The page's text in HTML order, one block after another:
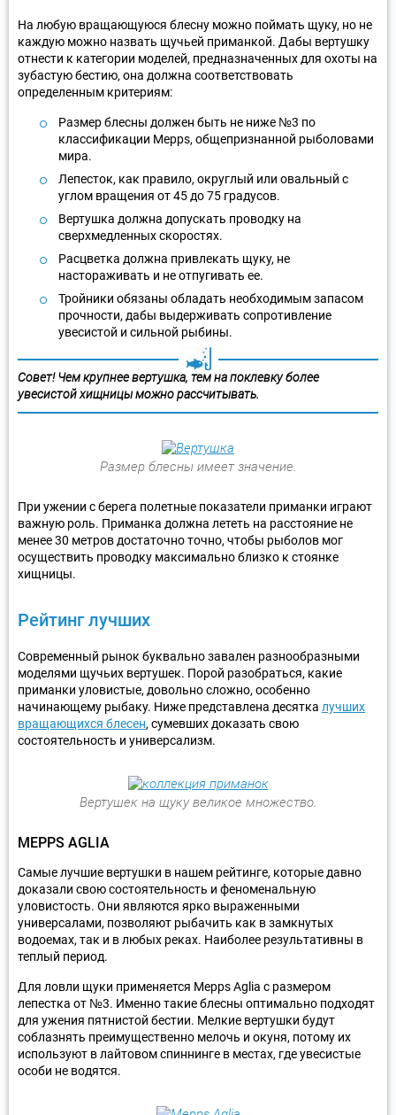
На любую вращающуюся блесну можно поймать щуку, но не
каждую можно назвать щучьей приманкой. Дабы вертушку
отнести к категории моделей, предназначенных для охоты на
зубастую бестию, она должна соответствовать
определенным критериям:
Размер блесны должен быть не ниже №3 по
классификации Mepps, общепризнанной рыболовами
мира.
Лепесток, как правило, округлый или овальный с
углом вращения от 45 до 75 градусов.
Вертушка должна допускать проводку на
сверхмедленных скоростях.
Расцветка должна привлекать щуку, не
настораживать и не отпугивать ее.
Тройники обязаны обладать необходимым запасом
прочности, дабы выдерживать сопротивление
увесистой и сильной рыбины.
Совет! Чем крупнее вертушка, тем на поклевку более
увесистой хищницы можно рассчитывать.
Размер блесны имеет значение.
При ужении с берега полетные показатели приманки играют
важную роль. Приманка должна лететь на расстояние не
менее 30 метров достаточно точно, чтобы рыболов мог
осуществить проводку максимально близко к стоянке
хищницы.
Рейтинг лучших
Современный рынок буквально завален разнообразными
моделями щучьих вертушек. Порой разобраться, какие
приманки уловистые, довольно сложно, особенно
начинающему рыбаку. Ниже представлена десятка лучших
вращающихся блесен, сумевших доказать свою
состоятельность и универсализм.
Вертушек на щуку великое множество.
MEPPS AGLIA
Самые лучшие вертушки в нашем рейтинге, которые давно
доказали свою состоятельность и феноменальную
уловистость. Они являются ярко выраженными
универсалами, позволяют рыбачить как в замкнутых
водоемах, так и в любых реках. Наиболее результативны в
теплый период.
Для ловли щуки применяется Mepps Aglia с размером
лепестка от №3. Именно такие блесны оптимально подходят
для ужения пятнистой бестии. Мелкие вертушки будут
соблазнять преимущественно мелочь и окуня, потому их
используют в лайтовом спиннинге в местах, где увесистые
особи не водятся.